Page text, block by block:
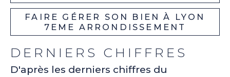
FAIRE GÉRER SON BIEN À LYON
7EME ARRONDISSEMENT
DERNIERS CHIFFRES
D'après les derniers chiffres du